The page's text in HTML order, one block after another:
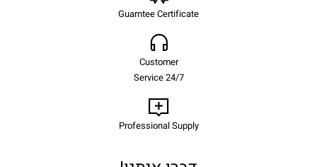
Guarntee Certificate
Customer
Service 24/7
Professional Supply